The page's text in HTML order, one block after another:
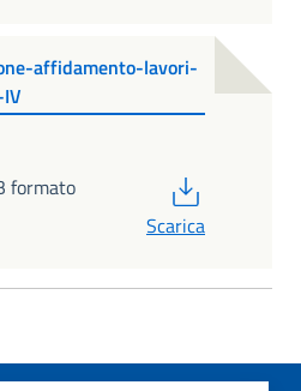
affidamento-lavori-
formato
Scarica